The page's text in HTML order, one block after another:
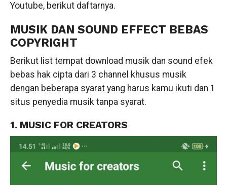
Youtube, berikut daftarnya.
MUSIK DAN SOUND EFFECT BEBAS
COPYRIGHT
Berikut list tempat download musik dan sound efek
bebas hak cipta dari 3 channel khusus musik
dengan beberapa syarat yang harus kamu ikuti dan 1
situs penyedia musik tanpa syarat.
1. MUSIC FOR CREATORS